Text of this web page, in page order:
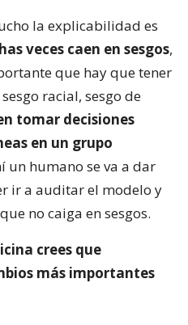
la explicabilidad es
veces caen en sesgos,
que hay que tener
racial, sesgo de
tomar decisiones
en un grupo
un humano se va a dar
ir a auditar el modelo y
no caiga en sesgos.
crees que
más importantes